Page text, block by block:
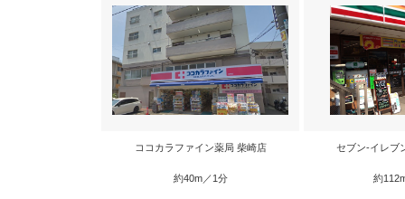
ココカラファイン薬局 柴崎店
約40m／1分
セブン-イレブ
約